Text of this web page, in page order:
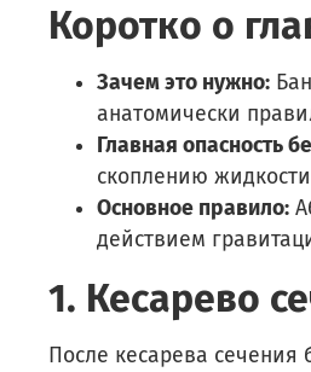
Коротко о
Зачем это нужно:
анатомически
Главная опасность
скоплению
Основное правило:
действием
1. Кесарево
После кесарева